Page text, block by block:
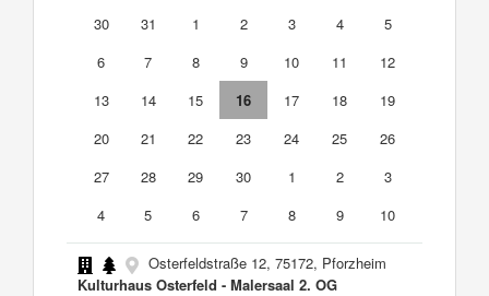
30
31 1 2 3 4
5
6
7 8 9 10 11
12
13
14 15 16 17 18
19
20
21 22 23 24 25
26
27
28 29 30 1 2
3
4
5 6 7 8 9 10
Osterfeldstraße 12, 75172, Pforzheim
Kulturhaus Osterfeld - Malersaal 2. OG